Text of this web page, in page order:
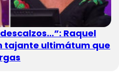
Raquel
tajante ultimátum que